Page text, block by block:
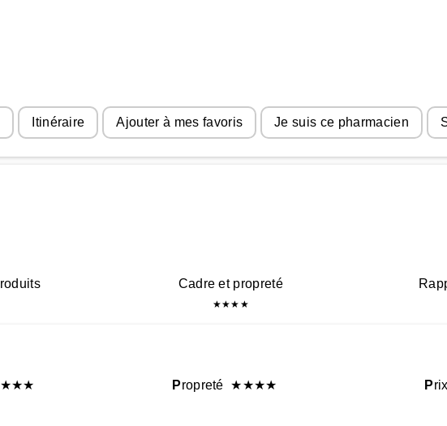
Itinéraire Ajouter à mes favoris Je suis ce pharmacien
Cadre et propreté
★★★ ★
★★★ Propreté ★★★★ P